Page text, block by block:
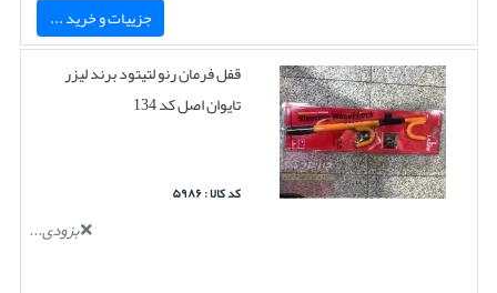
جزییات و خرید ...
قفل فرمان رنو لتیتود برند لیزر
تایوان اصل کد 134
کد کالا : ۵۹۸۶
بزودی...